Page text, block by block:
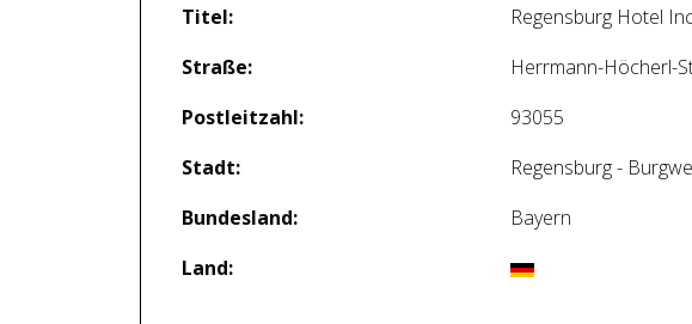
Titel:
Regensburg Hotel
Straße:
Herrmann-Höcherl-
Postleitzahl:
93055
Stadt:
Regensburg -
Bundesland:
Bayern
Land: